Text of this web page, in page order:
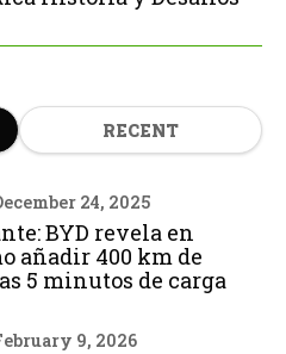
RECENT
24, 2025
BYD revela en
añadir 400 km de
5 minutos de carga
9, 2026